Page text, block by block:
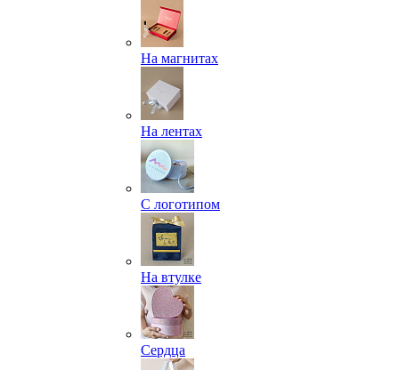
На магнитах
На лентах
С логотипом
На втулке
Сердца